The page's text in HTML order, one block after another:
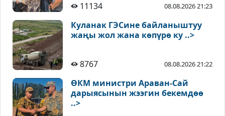
11134 08.08.2026 21:23
Куланак ГЭСине байланыштуу
жаңы жол жана көпүрө ку ..>
8767 08.08.2026 21:22
ӨКМ министри Араван-Сай
дарыясынын жээгин бекемдөө
..>